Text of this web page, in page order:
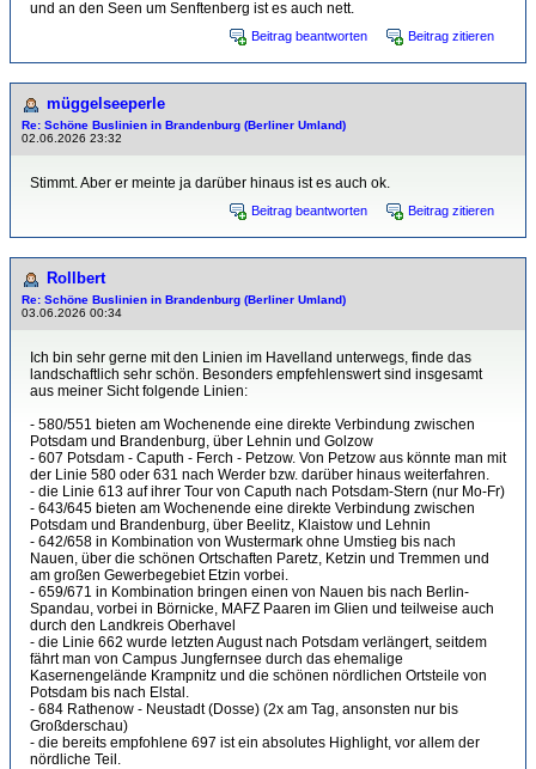
und an den Seen um Senftenberg ist es auch nett.
Beitrag beantworten Beitrag zitieren
müggelseeperle
Re: Schöne Buslinien in Brandenburg (Berliner Umland)
02.06.2026 23:32
Stimmt. Aber er meinte ja darüber hinaus ist es auch ok.
Beitrag beantworten Beitrag zitieren
Rollbert
Re: Schöne Buslinien in Brandenburg (Berliner Umland)
03.06.2026 00:34
Ich bin sehr gerne mit den Linien im Havelland unterwegs, finde das
landschaftlich sehr schön. Besonders empfehlenswert sind insgesamt
aus meiner Sicht folgende Linien:
- 580/551 bieten am Wochenende eine direkte Verbindung zwischen
Potsdam und Brandenburg, über Lehnin und Golzow
- 607 Potsdam - Caputh - Ferch - Petzow. Von Petzow aus könnte man mit
der Linie 580 oder 631 nach Werder bzw. darüber hinaus weiterfahren.
- die Linie 613 auf ihrer Tour von Caputh nach Potsdam-Stern (nur Mo-Fr)
- 643/645 bieten am Wochenende eine direkte Verbindung zwischen
Potsdam und Brandenburg, über Beelitz, Klaistow und Lehnin
- 642/658 in Kombination von Wustermark ohne Umstieg bis nach
Nauen, über die schönen Ortschaften Paretz, Ketzin und Tremmen und
am großen Gewerbegebiet Etzin vorbei.
- 659/671 in Kombination bringen einen von Nauen bis nach Berlin-
Spandau, vorbei in Börnicke, MAFZ Paaren im Glien und teilweise auch
durch den Landkreis Oberhavel
- die Linie 662 wurde letzten August nach Potsdam verlängert, seitdem
fährt man von Campus Jungfernsee durch das ehemalige
Kasernengelände Krampnitz und die schönen nördlichen Ortsteile von
Potsdam bis nach Elstal.
- 684 Rathenow - Neustadt (Dosse) (2x am Tag, ansonsten nur bis
Großderschau)
- die bereits empfohlene 697 ist ein absolutes Highlight, vor allem der
nördliche Teil.